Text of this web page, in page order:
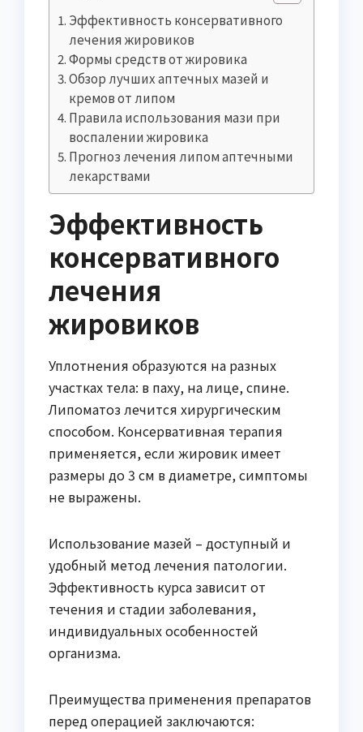
Эффективность консервативного
лечения жировиков
Формы средств от жировика
Обзор лучших аптечных мазей и
кремов от липом
Правила использования мази при
воспалении жировика
Прогноз лечения липом аптечными
лекарствами
Эффективность
консервативного
лечения
жировиков
Уплотнения образуются на разных
участках тела: в паху, на лице, спине.
Липоматоз лечится хирургическим
способом. Консервативная терапия
применяется, если жировик имеет
размеры до 3 см в диаметре, симптомы
не выражены.
Использование мазей – доступный и
удобный метод лечения патологии.
Эффективность курса зависит от
течения и стадии заболевания,
индивидуальных особенностей
организма.
Преимущества применения препаратов
перед операцией заключаются: